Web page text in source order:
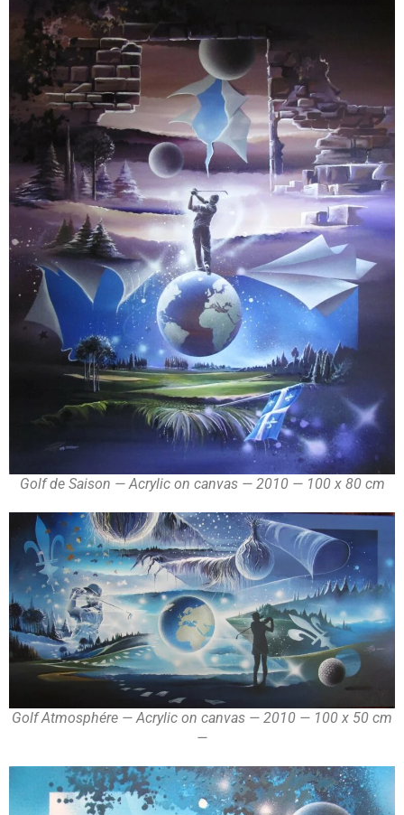
Golf de Saison — Acrylic on canvas — 2010 — 100 x 80 cm
Golf Atmosphére — Acrylic on canvas — 2010 — 100 x 50 cm
—